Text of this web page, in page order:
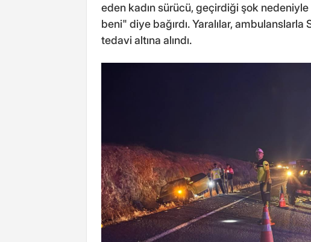
eden kadın sürücü, geçirdiği şok
beni" diye bağırdı. Yaralılar,
tedavi altına alındı.